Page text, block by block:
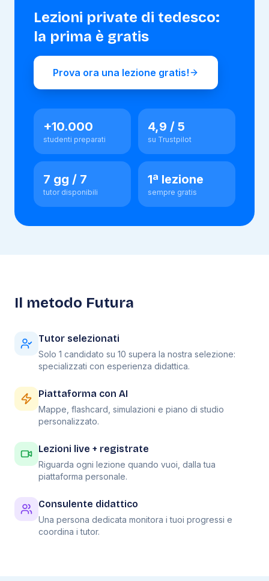
Lezioni private di tedesco:
la prima è gratis
Prova ora una lezione gratis!
+10.000
studenti preparati
4,9 / 5
su Trustpilot
7 gg / 7
tutor disponibili
1ª lezione
sempre gratis
Il metodo Futura
Tutor selezionati
Solo 1 candidato su 10 supera la nostra selezione:
specializzati con esperienza didattica.
Piattaforma con AI
Mappe, flashcard, simulazioni e piano di studio
personalizzato.
Lezioni live + registrate
Riguarda ogni lezione quando vuoi, dalla tua
piattaforma personale.
Consulente didattico
Una persona dedicata monitora i tuoi progressi e
coordina i tutor.